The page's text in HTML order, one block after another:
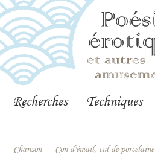
Recherches Techniques
Chanson – Con d'émail, cul de porcelaine